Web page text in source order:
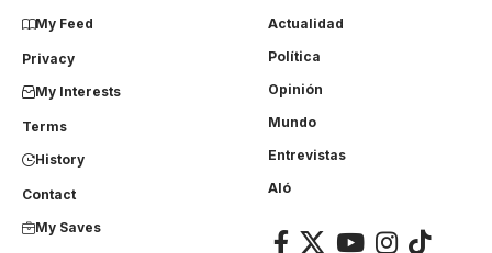
My Feed
Privacy
My Interests
Terms
History
Contact
My Saves
Actualidad
Política
Opinión
Mundo
Entrevistas
Aló